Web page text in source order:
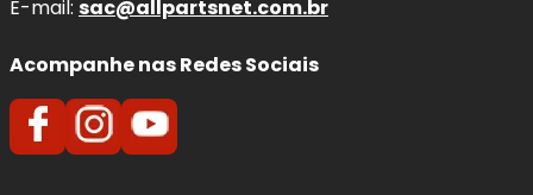
E-mail: sac@allpartsnet.com.br
Acompanhe nas Redes Sociais